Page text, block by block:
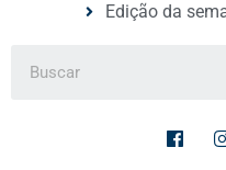
Edição da